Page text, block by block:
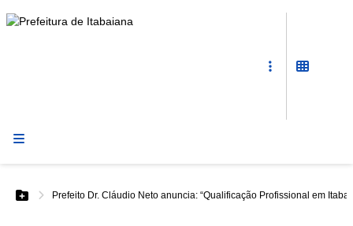
Botão Menu
Prefeito Dr. Cláudio Neto anuncia: “Qualificação Profissional em